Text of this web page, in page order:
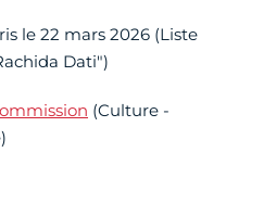
le 22 mars 2026 (Liste
Dati")
(Culture -